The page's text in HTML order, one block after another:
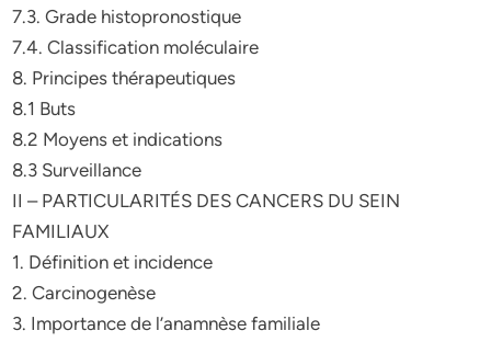
7.3. Grade histopronostique
7.4. Classification moléculaire
8. Principes thérapeutiques
8.1 Buts
8.2 Moyens et indications
8.3 Surveillance
II – PARTICULARITÉS DES CANCERS DU SEIN
FAMILIAUX
1. Définition et incidence
2. Carcinogenèse
3. Importance de l’anamnèse familiale